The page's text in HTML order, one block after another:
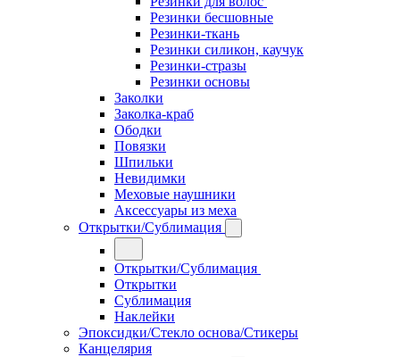
Резинки бесшовные
Резинки-ткань
Резинки силикон, каучук
Резинки-стразы
Резинки основы
Заколки
Заколка-краб
Ободки
Повязки
Шпильки
Невидимки
Меховые наушники
Аксессуары из меха
Открытки/Сублимация
Открытки/Сублимация
Открытки
Сублимация
Наклейки
Эпоксидки/Стекло основа/Стикеры
Канцелярия